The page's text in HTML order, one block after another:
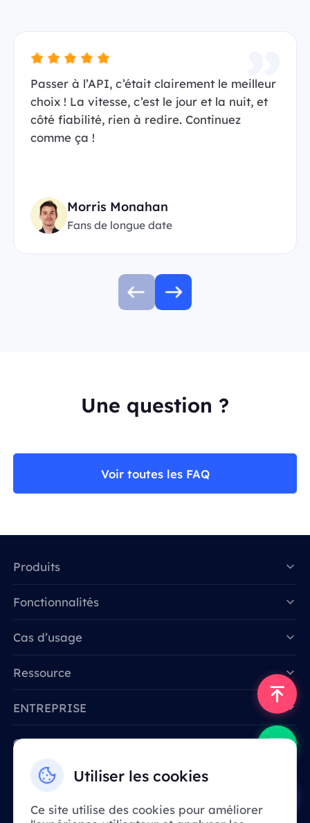
Passer à l’API, c’était clairement le meilleur
choix ! La vitesse, c’est le jour et la nuit, et
côté fiabilité, rien à redire. Continuez
comme ça !
Morris Monahan
Fans de longue date
Une question ?
Voir toutes les FAQ
Utiliser les cookies
Ce site utilise des cookies pour améliorer
Produits
Fonctionnalités
Cas d’usage
Ressource
ENTREPRISE
Contactez-nous
Email: support@smartproxy.org